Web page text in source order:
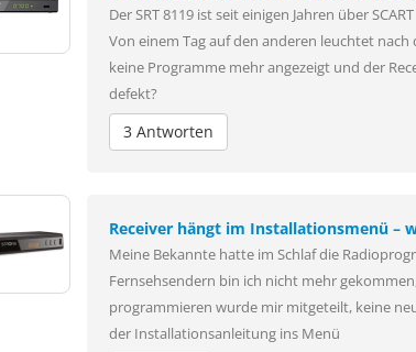
Der SRT 8119 ist seit einigen Jahren über
Von einem Tag auf den anderen leuchtet
keine Programme mehr angezeigt und der
defekt?
3 Antworten
Receiver hängt im Installationsmenü –
Meine Bekannte hatte im Schlaf die
Fernsehsendern bin ich nicht mehr
programmieren wurde mir mitgeteilt, keine
der Installationsanleitung ins Menü